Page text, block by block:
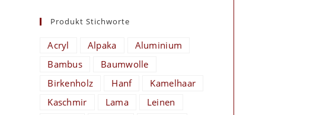
Produkt Stichworte
Acryl Alpaka
Aluminium
Bambus
Baumwolle
Birkenholz
Hanf
Kamelhaar
Kaschmir
Lama
Leinen